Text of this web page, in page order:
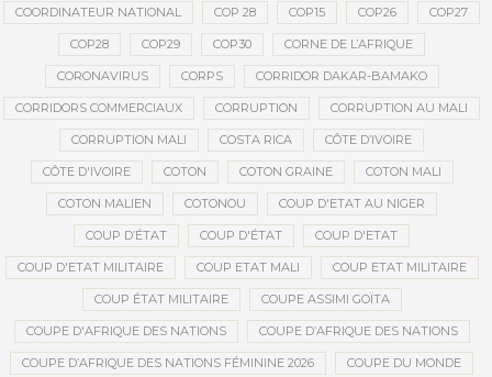
COORDINATEUR NATIONAL COP 28 COP15 COP26 COP27
COP28 COP29 COP30 CORNE DE L’AFRIQUE
CORONAVIRUS CORPS CORRIDOR DAKAR-BAMAKO
CORRIDORS COMMERCIAUX CORRUPTION CORRUPTION AU MALI
CORRUPTION MALI COSTA RICA CÔTE D’IVOIRE
CÔTE D'IVOIRE COTON COTON GRAINE COTON MALI
COTON MALIEN COTONOU COUP D'ETAT AU NIGER
COUP D’ÉTAT COUP D'ÉTAT COUP D'ETAT
COUP D'ETAT MILITAIRE COUP ETAT MALI COUP ETAT MILITAIRE
COUP ÉTAT MILITAIRE COUPE ASSIMI GOÏTA
COUPE D'AFRIQUE DES NATIONS COUPE D’AFRIQUE DES NATIONS
COUPE D’AFRIQUE DES NATIONS FÉMININE 2026 COUPE DU MONDE